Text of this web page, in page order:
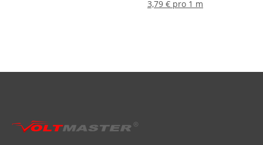
3,79 € pro 1 m